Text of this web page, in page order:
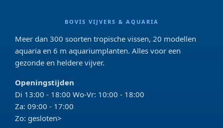
BOVIS VIJVERS & AQUARIA
Meer dan 300 soorten tropische vissen, 20 modellen
aquaria en 6 m aquariumplanten. Alles voor een
gezonde en heldere vijver.
Openingstijden
Di 13:00 - 18:00 Wo-Vr: 10:00 - 18:00
Za: 09:00 - 17:00
Zo: gesloten>